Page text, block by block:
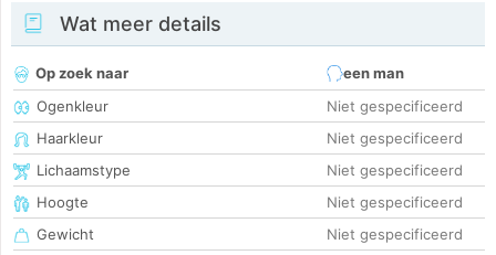
Wat meer details
Op zoek naar
een man
Ogenkleur
Niet gespecificeerd
Haarkleur
Niet gespecificeerd
Lichaamstype
Niet gespecificeerd
Hoogte
Niet gespecificeerd
Gewicht
Niet gespecificeerd